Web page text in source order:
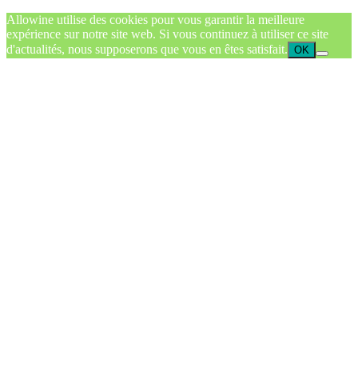
Allowine utilise des cookies pour vous garantir la meilleure
expérience sur notre site web. Si vous continuez à utiliser ce site
d'actualités, nous supposerons que vous en êtes satisfait. OK